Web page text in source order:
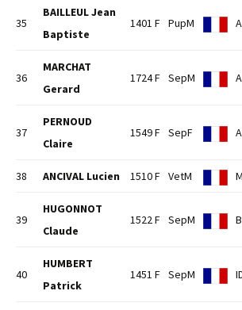
35
BAILLEUL Jean
Baptiste
1401 F PupM
36
MARCHAT
Gerard
1724 F SepM
37
PERNOUD
Claire
1549 F SepF
38 ANCIVAL Lucien 1510 F VetM
39
HUGONNOT
Claude
1522 F SepM
40
HUMBERT
Patrick
1451 F SepM